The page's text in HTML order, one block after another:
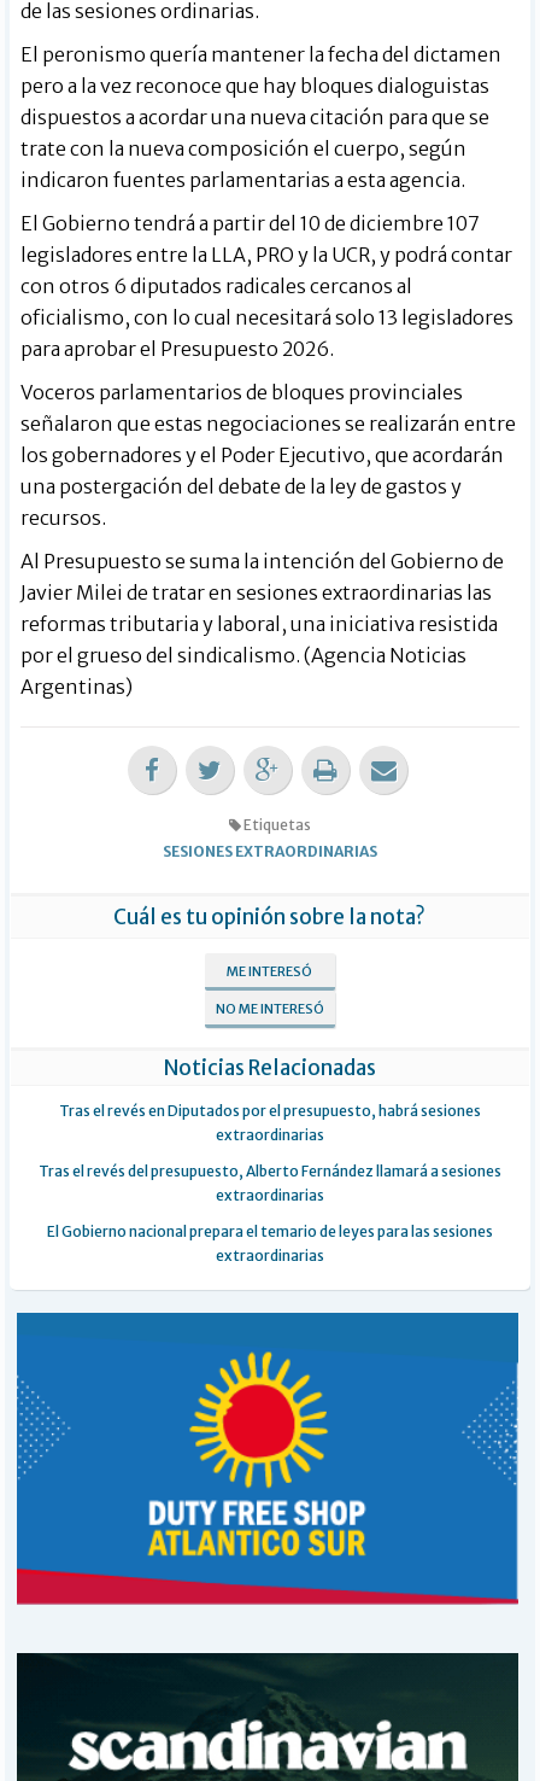
de las sesiones ordinarias.
El peronismo quería mantener la fecha del dictamen
pero a la vez reconoce que hay bloques dialoguistas
dispuestos a acordar una nueva citación para que se
trate con la nueva composición el cuerpo, según
indicaron fuentes parlamentarias a esta agencia.
El Gobierno tendrá a partir del 10 de diciembre 107
legisladores entre la LLA, PRO y la UCR, y podrá contar
con otros 6 diputados radicales cercanos al
oficialismo, con lo cual necesitará solo 13 legisladores
para aprobar el Presupuesto 2026.
Voceros parlamentarios de bloques provinciales
señalaron que estas negociaciones se realizarán entre
los gobernadores y el Poder Ejecutivo, que acordarán
una postergación del debate de la ley de gastos y
recursos.
Al Presupuesto se suma la intención del Gobierno de
Javier Milei de tratar en sesiones extraordinarias las
reformas tributaria y laboral, una iniciativa resistida
por el grueso del sindicalismo. (Agencia Noticias
Argentinas)
Etiquetas
SESIONES EXTRAORDINARIAS
Cuál es tu opinión sobre la nota?
ME INTERESÓ
NO ME INTERESÓ
Noticias Relacionadas
Tras el revés en Diputados por el presupuesto, habrá sesiones
extraordinarias
Tras el revés del presupuesto, Alberto Fernández llamará a sesiones
extraordinarias
El Gobierno nacional prepara el temario de leyes para las sesiones
extraordinarias